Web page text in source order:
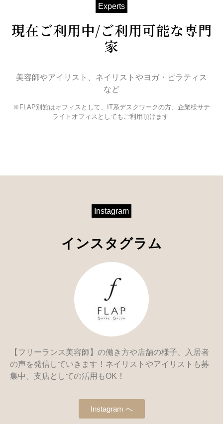
Experts
現在ご利用中/ご利用可能な専門
家
美容師やアイリスト、ネイリストやヨガ・ピラティス
など
※FLAP別館はオフィスとして、IT系デスクワークの方、企業様サテ
ライトオフィスとしてもご利用頂けます
Instagram
インスタグラム
【フリーランス美容師】の働き方や店舗の様子、入居者
の声を発信していきます！ネイリストやアイリストも募
集中。支店としての活用もOK！
Instagram へ